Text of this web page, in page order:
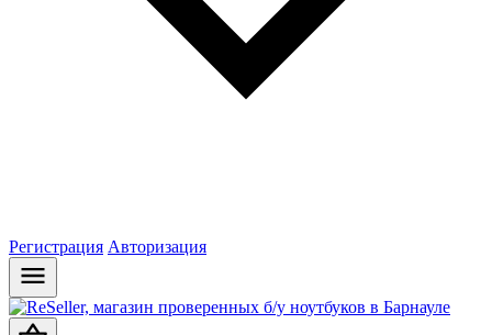
Регистрация Авторизация